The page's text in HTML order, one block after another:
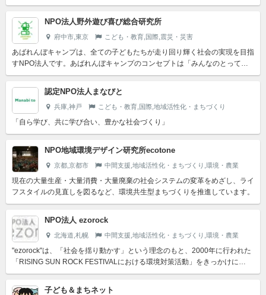
社会との繋がりを強化すると同時に、健全なまちづくり、バリア...
NPO法人野外遊び喜び総合研究所
府中市,東京 こども・教育,国際,震災・災害
あばれんぼキャンプは、全ての子どもたちが走り回り輝く社会の実現を目指
すNPO法人です。あばれんぼキャンプのコンセプトは「みんなのとってお
きのバ」。《バ》とカタカナにしたのは、そこに3つの意味を込...
認定NPO法人まなびと
兵庫,神戸 こども・教育,国際,地域活性化・まちづくり
「自ら学び、共に学び合い、豊かな社会づくり」
NPO地域環境デザイン研究所ecotone
京都,京都市 中間支援,地域活性化・まちづくり,環境・農業
現在の大量生産・大量消費・大量廃棄の社会システムの変革をめざし、ライ
フスタイルの見直しを図るなど、環境共生型まちづくりを推進しています。
NPO法人 ezorock
北海道,札幌 中間支援,地域活性化・まちづくり,環境・農業
"ezorock"は、「社会を揺り動かす」という理念のもと、2000年に行われた
「RISING SUN ROCK FESTIVALにおける環境対策活動」をきっかけに
2001年4月に設立。 青年...
子ども＆まちネット